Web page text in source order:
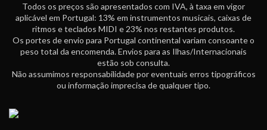
Todos os preços são apresentados com IVA, à taxa em vigor
aplicável em Portugal: 13% em instrumentos musicais, caixas de
ritmos e teclados MIDI e 23% nos restantes produtos.
Os portes de envio para Portugal continental variam consoante o
peso total da encomenda. Envios para as Ilhas/Internacionais
estão sob consulta.
Não assumimos responsabilidade por eventuais erros tipográficos
ou informação imprecisa de qualquer tipo.